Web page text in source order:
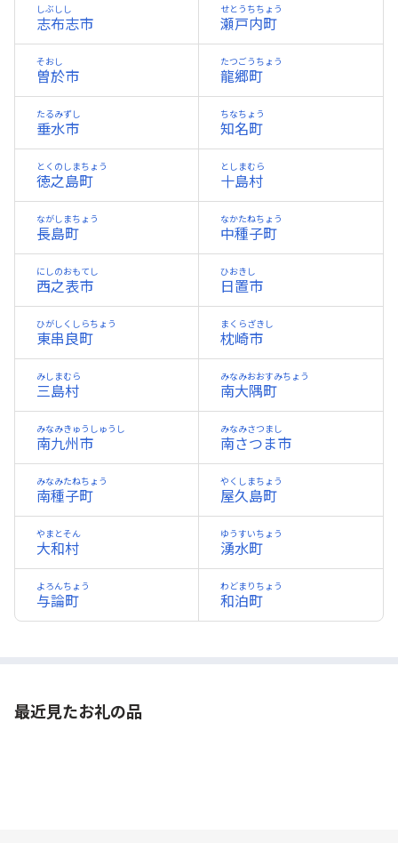
志布志市
しぶしし
瀬戸内町
せとうちちょう
曽於市
そおし
龍郷町
たつごうちょう
垂水市
たるみずし
知名町
ちなちょう
徳之島町
とくのしまちょう
十島村
としまむら
長島町
ながしまちょう
中種子町
なかたねちょう
西之表市
にしのおもてし
日置市
ひおきし
東串良町
ひがしくしらちょう
枕崎市
まくらざきし
三島村
みしまむら
南大隅町
みなみおおすみちょう
南九州市
みなみきゅうしゅうし
南さつま市
みなみさつまし
南種子町
みなみたねちょう
屋久島町
やくしまちょう
大和村
やまとそん
湧水町
ゆうすいちょう
与論町
よろんちょう
和泊町
わどまりちょう
最近見たお礼の品